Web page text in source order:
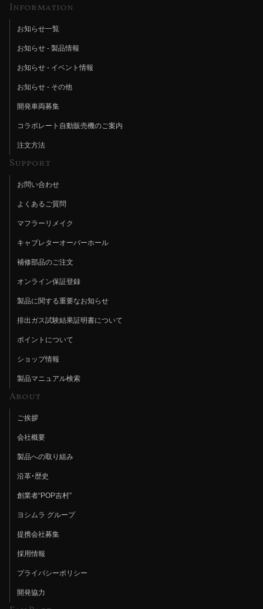
Information
お知らせ一覧
お知らせ - 製品情報
お知らせ - イベント情報
お知らせ - その他
開発車両募集
コラボレート自動販売機のご案内
注文方法
Support
お問い合わせ
よくあるご質問
マフラーリメイク
キャブレターオーバーホール
補修部品のご注文
オンライン保証登録
製品に関する重要なお知らせ
排出ガス試験結果証明書について
ポイントについて
ショップ情報
製品マニュアル検索
About
ご挨拶
会社概要
製品への取り組み
沿革・歴史
創業者“POP吉村”
ヨシムラ グループ
提携会社募集
採用情報
プライバシーポリシー
開発協力